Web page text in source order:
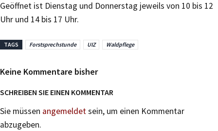
Geöffnet ist Dienstag und Donnerstag jeweils von 10 bis 12
Uhr und 14 bis 17 Uhr.
TAGS Forstsprechstunde UIZ Waldpflege
Keine Kommentare bisher
SCHREIBEN SIE EINEN KOMMENTAR
Sie müssen angemeldetsein, um einen Kommentar
abzugeben.